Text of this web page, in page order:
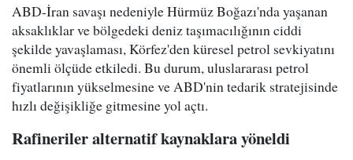
ABD-İran savaşı nedeniyle Hürmüz Boğazı'nda yaşanan
aksaklıklar ve bölgedeki deniz taşımacılığının ciddi
şekilde yavaşlaması, Körfez'den küresel petrol sevkiyatını
önemli ölçüde etkiledi. Bu durum, uluslararası petrol
fiyatlarının yükselmesine ve ABD'nin tedarik stratejisinde
hızlı değişikliğe gitmesine yol açtı.
Rafineriler alternatif kaynaklara yöneldi